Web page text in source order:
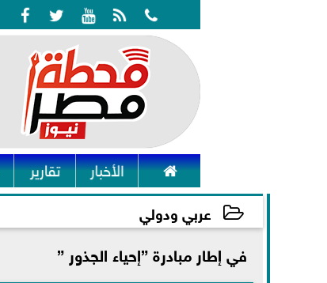
    
 الأخبار تقارير
عربي ودولي
2021-07-29 14:05:44
في إطار مبادرة ”إحياء الجذور ”